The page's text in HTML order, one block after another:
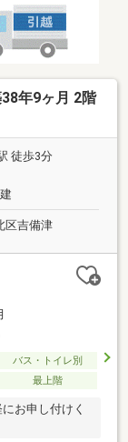
年9ヶ月 2階
徒歩3分
区吉備津
バス・トイレ別
最上階
お申し付けく